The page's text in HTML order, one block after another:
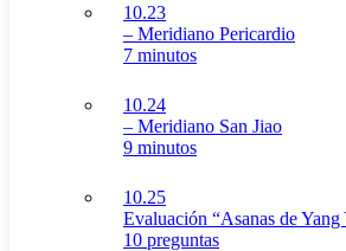
10.23
– Meridiano Pericardio
7 minutos
10.24
– Meridiano San Jiao
9 minutos
10.25
Evaluación “Asanas de Yang
10 preguntas